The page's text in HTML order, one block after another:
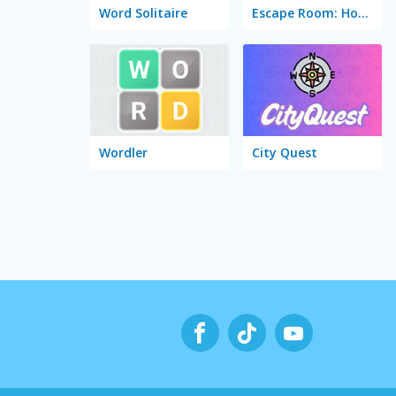
Word Solitaire Escape Room: Home Escape
Wordler City Quest